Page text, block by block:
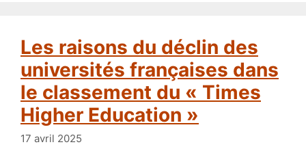
Les raisons du déclin des
universités françaises dans
le classement du « Times
Higher Education »
17 avril 2025